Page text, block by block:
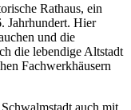
Rathaus, ein
Jahrhundert. Hier
und die
die lebendige Altstadt
Fachwerkhäusern
auch mit